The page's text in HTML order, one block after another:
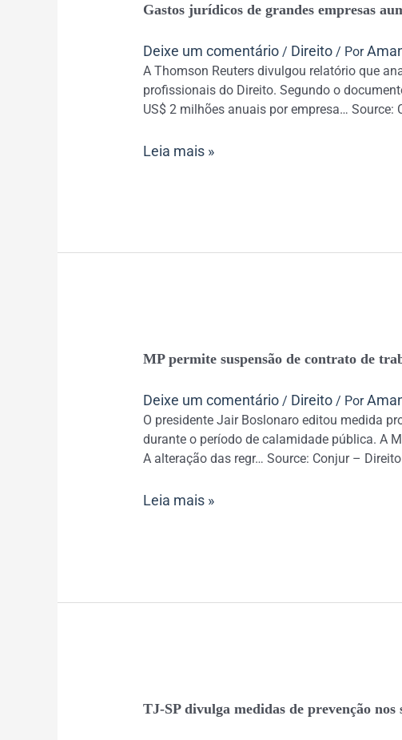
Gastos jurídicos de grandes empresas
Deixe um comentário / Direito/ Por
A Thomson Reuters divulgou relatório que
profissionais do Direito. Segundo o
US$ 2 milhões anuais por empresa… Source:
jurídicos
grandes
empresas
aumentam
8%
país
Leia mais »
MP permite suspensão de contrato de
Deixe um comentário / Direito/ Por
O presidente Jair Boslonaro editou medida
durante o período de calamidade pública. A
A alteração das regr… Source: Conjur – Direito
MP
permite
de
contrato
de
trabalho
salários
Leia mais »
TJ-SP divulga medidas de prevenção
SP